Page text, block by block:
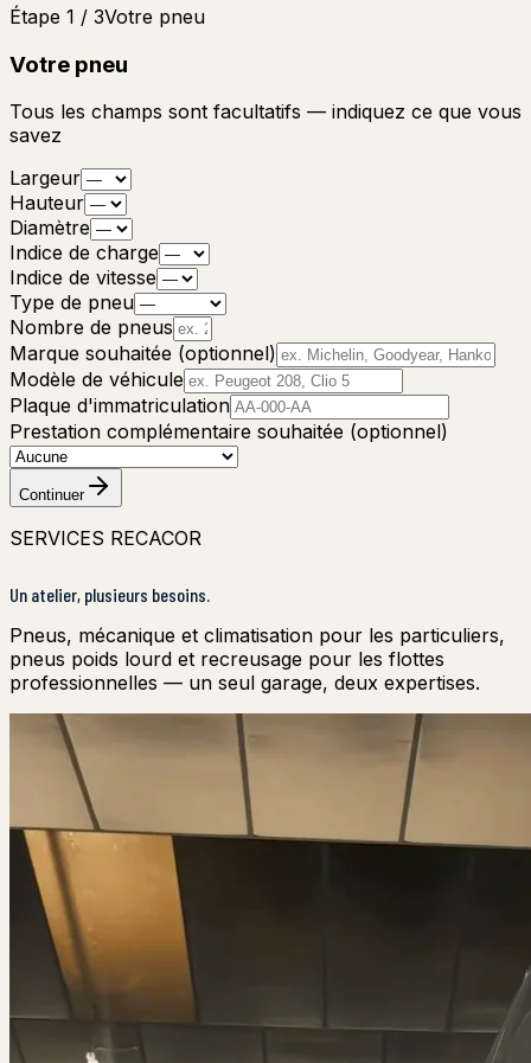
Étape 1 / 3Votre pneu
Votre pneu
Tous les champs sont facultatifs — indiquez ce que vous
savez
Largeur
Hauteur
Diamètre
Indice de charge
Indice de vitesse
Type de pneu
Nombre de pneus
Marque souhaitée (optionnel)
Modèle de véhicule
Plaque d'immatriculation
Prestation complémentaire souhaitée (optionnel)
Continuer
SERVICES RECACOR
Un atelier, plusieurs besoins.
Pneus, mécanique et climatisation pour les particuliers,
pneus poids lourd et recreusage pour les flottes
professionnelles — un seul garage, deux expertises.